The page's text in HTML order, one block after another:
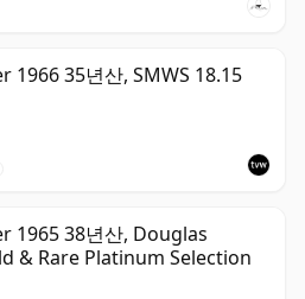
1966 35년산, SMWS 18.15
1965 38년산, Douglas
& Rare Platinum Selection